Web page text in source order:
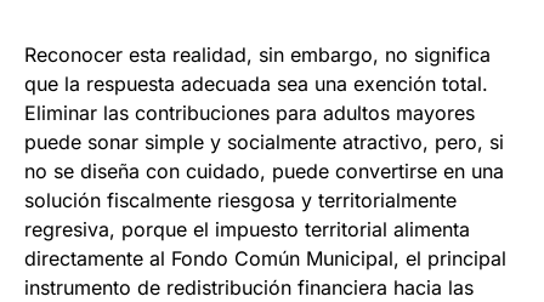
Reconocer esta realidad, sin embargo, no significa
que la respuesta adecuada sea una exención total.
Eliminar las contribuciones para adultos mayores
puede sonar simple y socialmente atractivo, pero, si
no se diseña con cuidado, puede convertirse en una
solución fiscalmente riesgosa y territorialmente
regresiva, porque el impuesto territorial alimenta
directamente al Fondo Común Municipal, el principal
instrumento de redistribución financiera hacia las